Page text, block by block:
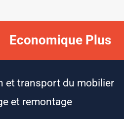
Economique Plus
et transport du mobilier
et remontage